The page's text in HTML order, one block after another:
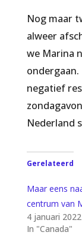
Nog maar
alweer
we Marina
ondergaan.
negatief
Nederland
Gerelateerd
Maar eens
centrum van
4 januari 2022
In "Canada"